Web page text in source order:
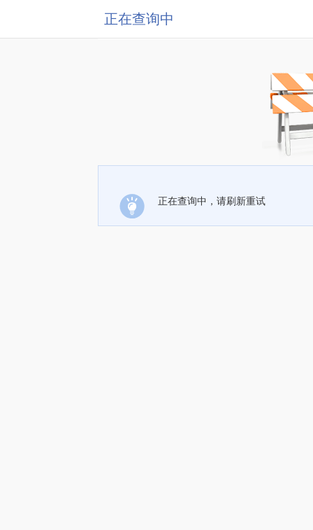
正在查询中
正在查询中，请刷新重试